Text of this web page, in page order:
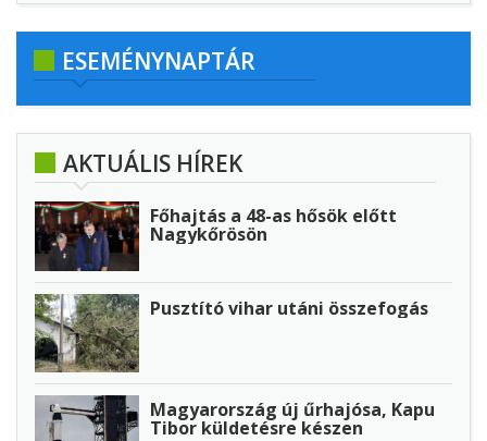
ESEMÉNYNAPTÁR
AKTUÁLIS HÍREK
Főhajtás a 48-as hősök előtt
Nagykőrösön
Pusztító vihar utáni összefogás
Magyarország új űrhajósa, Kapu
Tibor küldetésre készen